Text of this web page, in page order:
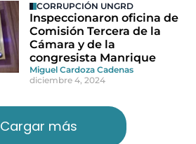
CORRUPCIÓN UNGRD
Inspeccionaron oficina de
Comisión Tercera de la
Cámara y de la
congresista Manrique
Miguel Cardoza Cadenas
diciembre 4, 2024
Cargar más